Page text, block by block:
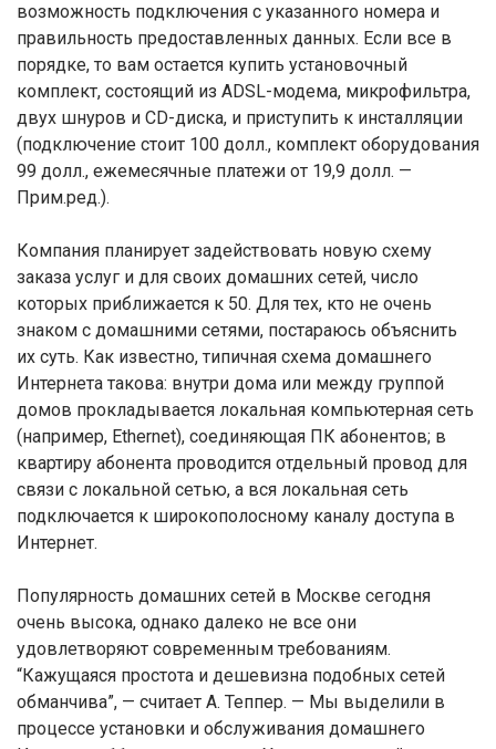
возможность подключения с указанного номера и
правильность предоставленных данных. Если все в
порядке, то вам остается купить установочный
комплект, состоящий из ADSL-модема, микрофильтра,
двух шнуров и CD-диска, и приступить к инсталляции
(подключение стоит 100 долл., комплект оборудования
99 долл., ежемесячные платежи от 19,9 долл. —
Прим.ред.).
Компания планирует задействовать новую схему
заказа услуг и для своих домашних сетей, число
которых приближается к 50. Для тех, кто не очень
знаком с домашними сетями, постараюсь объяснить
их суть. Как известно, типичная схема домашнего
Интернета такова: внутри дома или между группой
домов прокладывается локальная компьютерная сеть
(например, Ethernet), соединяющая ПК абонентов; в
квартиру абонента проводится отдельный провод для
связи с локальной сетью, а вся локальная сеть
подключается к широкополосному каналу доступа в
Интернет.
Популярность домашних сетей в Москве сегодня
очень высока, однако далеко не все они
удовлетворяют современным требованиям.
“Кажущаяся простота и дешевизна подобных сетей
обманчива”, — считает А. Теппер. — Мы выделили в
процессе установки и обслуживания домашнего